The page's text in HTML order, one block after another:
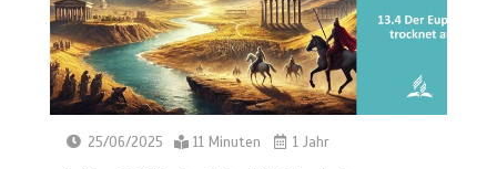
25/06/2025 11 Minuten 1 Jahr